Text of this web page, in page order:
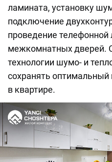
ламината, установку
подключение
проведение телефонной
межкомнатных дверей.
технологии шумо- и
сохранять
в квартире.